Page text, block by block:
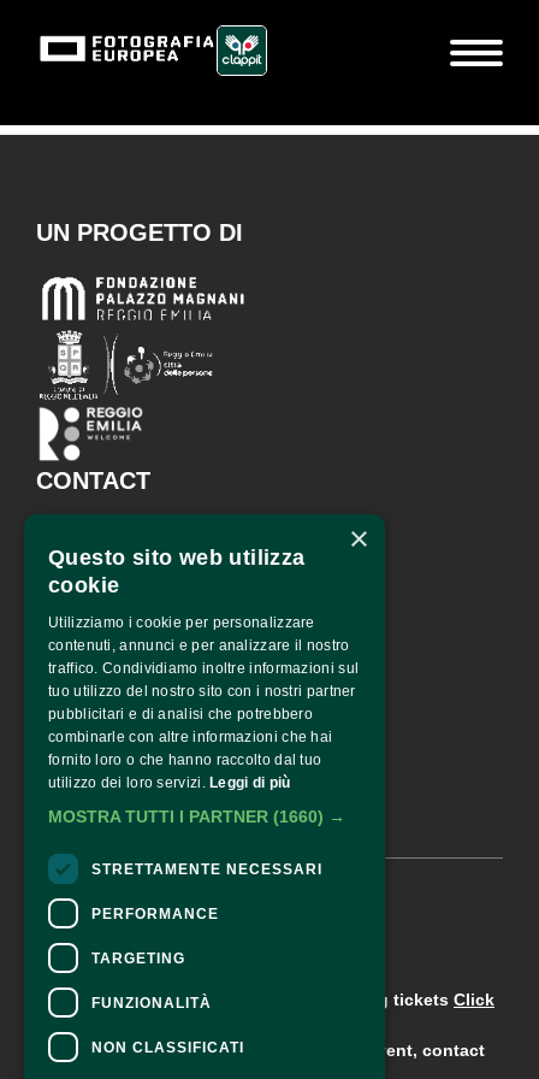
UN PROGETTO DI
CONTACT
corso Garibaldi 31 – 42121
Reggio Emilia – Italy
info@fotografiaeuropea.it
SPECIAL SPONSOR
© 2026 •
CONTACTS
For information and support in purchasing tickets Click
For information on the program and the event, contact
×
Questo sito web utilizza
cookie
Utilizziamo i cookie per personalizzare
contenuti, annunci e per analizzare il nostro
traffico. Condividiamo inoltre informazioni sul
tuo utilizzo del nostro sito con i nostri partner
pubblicitari e di analisi che potrebbero
combinarle con altre informazioni che hai
fornito loro o che hanno raccolto dal tuo
utilizzo dei loro servizi. Leggi di più
MOSTRA TUTTI I PARTNER (1660) →
STRETTAMENTE NECESSARI
PERFORMANCE
TARGETING
FUNZIONALITÀ
NON CLASSIFICATI